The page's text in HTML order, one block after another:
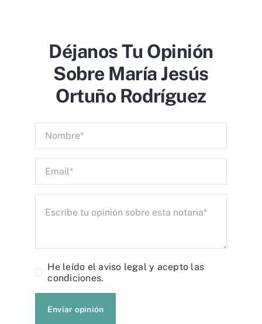
Déjanos Tu Opinión
Sobre María Jesús
Ortuño Rodríguez
He leído elaviso legal y acepto las
condiciones.
Enviar opinión